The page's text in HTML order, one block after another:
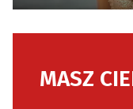
MASZ